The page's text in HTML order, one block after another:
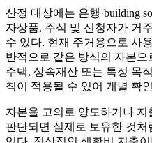
산정 대상에는 은행·building
자상품, 주식 및 신청자가 거
수 있다. 현재 주거용으로 사
반적으로 같은 방식의 자본
주택, 상속재산 또는 특정 목
칙이 적용될 수 있어 개별 확
자본을 고의로 양도하거나
판단되면 실제로 보유한 것처